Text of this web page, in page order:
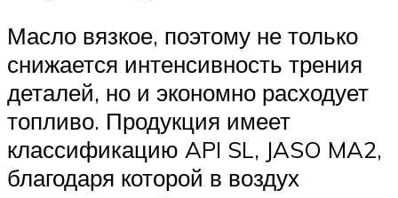
Масло вязкое, поэтому не только
снижается интенсивность трения
деталей, но и экономно расходует
топливо. Продукция имеет
классификацию API SL, JASO MA2,
благодаря которой в воздух